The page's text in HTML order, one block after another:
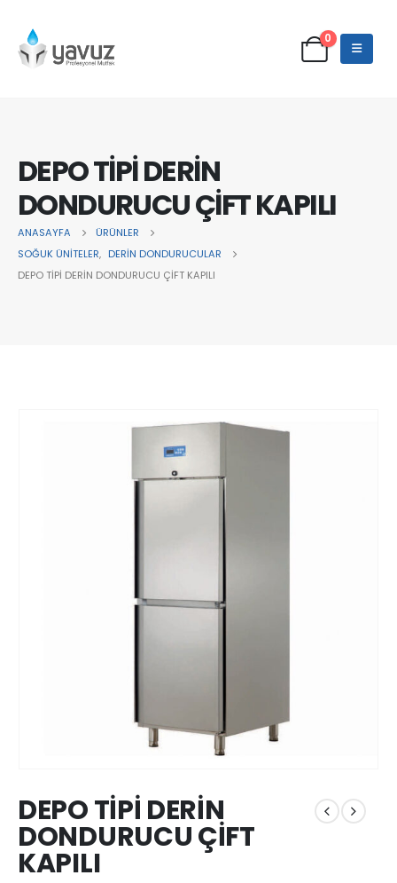
0
DEPO TİPİ DERİN
DONDURUCU ÇİFT KAPILI
ANASAYFA
ÜRÜNLER
SOĞUK ÜNİTELER, DERİN DONDURUCULAR
DEPO TİPİ DERİN DONDURUCU ÇİFT KAPILI
DEPO TİPİ DERİN
DONDURUCU ÇİFT
KAPILI